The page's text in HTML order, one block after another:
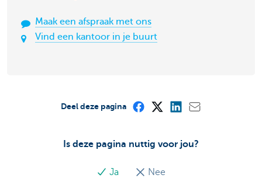
Maak een afspraak met ons
Vind een kantoor in je buurt
Is deze pagina nuttig voor jou?
Ja Nee
Deel deze pagina